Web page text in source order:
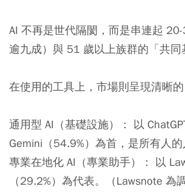
AI 不再是世代隔閡，而是串連起
逾九成）與 51 歲以上族群的「共同
在使用的工具上，市場則呈現清晰的
通用型 AI（基礎設施）：
以
Gemini（54.9%）為首，是所有人的
專業在地化 AI（專業助手）：
以
（29.2%）為代表。（Lawsnote 為